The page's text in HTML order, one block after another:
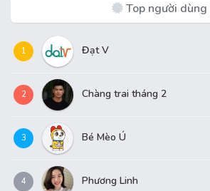
Top người dùng
1 Đạt V
2 Chàng trai tháng 2
3 Bé Mèo Ú
4 Phương Linh